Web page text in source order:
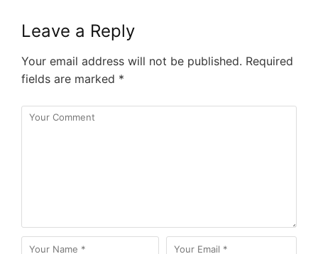
Leave a Reply
Your email address will not be published. Required
fields are marked *